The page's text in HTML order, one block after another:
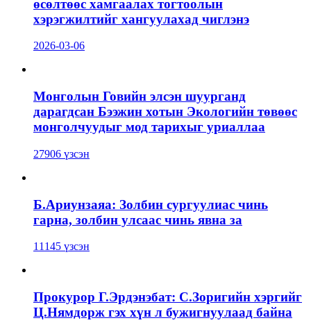
өсөлтөөс хамгаалах тогтоолын
хэрэгжилтийг хангуулахад чиглэнэ
2026-03-06
Монголын Говийн элсэн шуурганд
дарагдсан Бээжин хотын Экологийн төвөөс
монголчуудыг мод тарихыг уриаллаа
27906 үзсэн
Б.Ариунзаяа: Золбин сургуулиас чинь
гарна, золбин улсаас чинь явна за
11145 үзсэн
Прокурор Г.Эрдэнэбат: С.Зоригийн хэргийг
Ц.Нямдорж гэх хүн л бужигнуулаад байна